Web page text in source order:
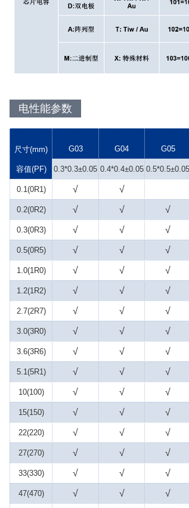
电性能参数
尺寸(mm)
容值(PF)
G03 G04 G05
0.3*0.3±0.05 0.4*0.4±0.05 0.5*0.5±0.05
0.1(0R1) √ √
0.2(0R2) √ √ √
0.3(0R3) √ √ √
0.5(0R5) √ √ √
1.0(1R0) √ √ √
1.2(1R2) √ √ √
2.7(2R7) √ √ √
3.0(3R0) √ √ √
3.6(3R6) √ √ √
5.1(5R1) √ √ √
10(100) √ √ √
15(150) √ √ √
22(220) √ √ √
27(270) √ √ √
33(330) √ √ √
47(470) √ √ √